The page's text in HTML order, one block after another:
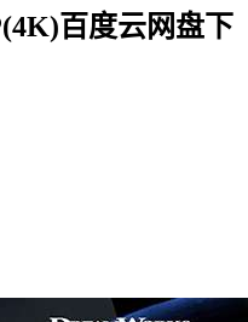
百度云网盘下